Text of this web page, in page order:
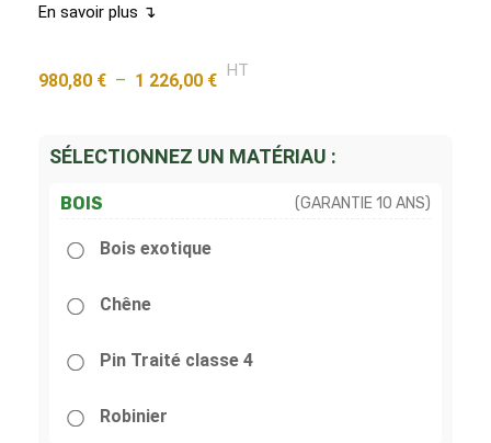
En savoir plus ↴
980,80 € – 1 226,00 € HT
SÉLECTIONNEZ UN MATÉRIAU :
BOIS (GARANTIE 10 ANS)
Bois exotique
Chêne
Pin Traité classe 4
Robinier